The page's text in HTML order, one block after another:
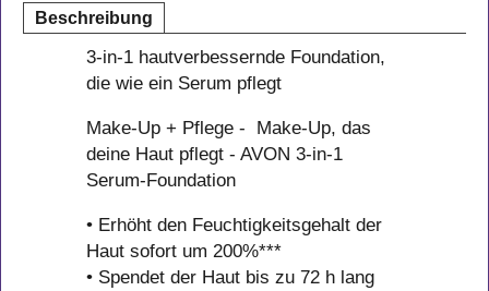
Beschreibung
3-in-1 hautverbessernde Foundation,
die wie ein Serum pflegt
Make-Up + Pflege - Make-Up, das
deine Haut pflegt - AVON 3-in-1
Serum-Foundation
• Erhöht den Feuchtigkeitsgehalt der
Haut sofort um 200%***
• Spendet der Haut bis zu 72 h lang